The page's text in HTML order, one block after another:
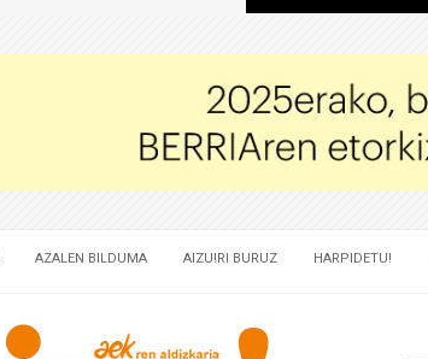
AZALEN BILDUMA AIZU!RI BURUZ HARPIDETU!